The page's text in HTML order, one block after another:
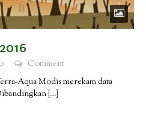
Comment
Aqua Modis merekam data
[…]